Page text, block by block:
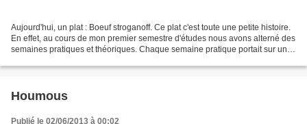
Aujourd'hui, un plat : Boeuf stroganoff. Ce plat c'est toute une petite histoire.
En effet, au cours de mon premier semestre d'études nous avons alterné des
semaines pratiques et théoriques. Chaque semaine pratique portait sur un
Houmous
Publié le 02/06/2013 à 00:02